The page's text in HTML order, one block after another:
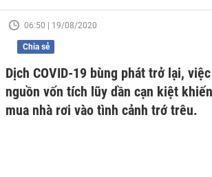
06:50 | 19/08/2020
Chia sẻ
Dịch COVID-19 bùng phát trở lại,
nguồn vốn tích lũy dần cạn kiệt
mua nhà rơi vào tình cảnh trớ trêu.